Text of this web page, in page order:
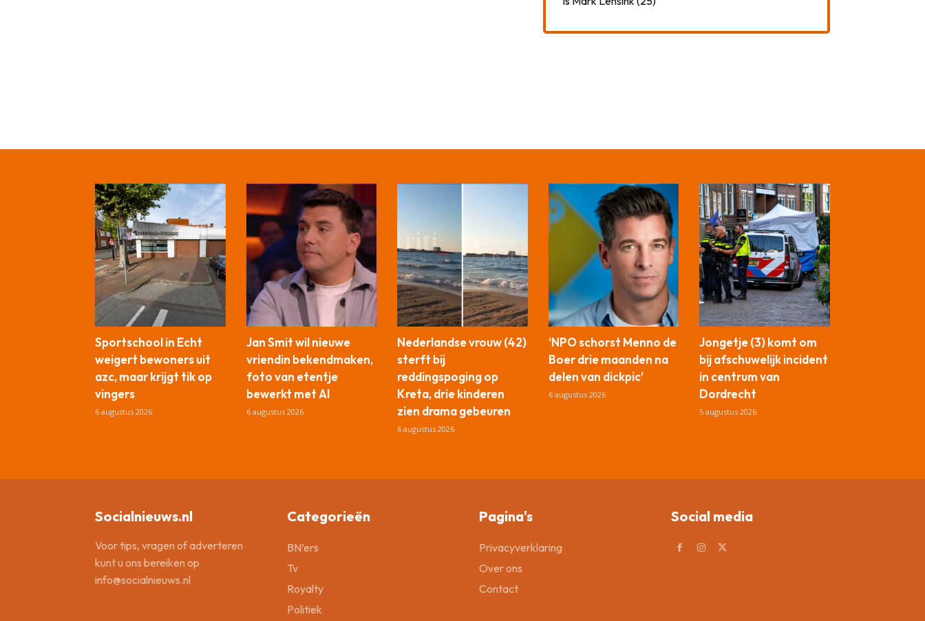
Sportschool in Echt
weigert bewoners uit
azc, maar krijgt tik op
vingers
6 augustus 2026
Jan Smit wil nieuwe
vriendin bekendmaken,
foto van etentje
bewerkt met AI
6 augustus 2026
Nederlandse vrouw (42)
sterft bij
reddingspoging op
Kreta, drie kinderen
zien drama gebeuren
6 augustus 2026
‘NPO schorst Menno de
Boer drie maanden na
delen van dickpic’
6 augustus 2026
Jongetje (3) komt om
bij afschuwelijk incident
in centrum van
Dordrecht
5 augustus 2026
Socialnieuws.nl
Voor tips, vragen of adverteren
kunt u ons bereiken op
info@socialnieuws.nl
Categorieën
BN’ers
Tv
Royalty
Politiek
Pagina's
Privacyverklaring
Over ons
Contact
Social media